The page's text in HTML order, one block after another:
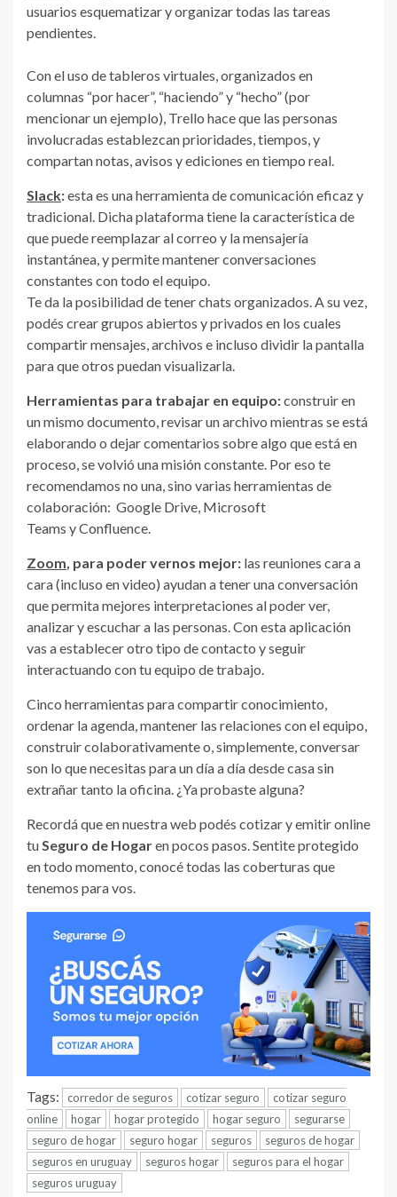
usuarios esquematizar y organizar todas las tareas
pendientes.
Con el uso de tableros virtuales, organizados en
columnas “por hacer”, “haciendo” y “hecho” (por
mencionar un ejemplo), Trello hace que las personas
involucradas establezcan prioridades, tiempos, y
compartan notas, avisos y ediciones en tiempo real.
Slack:esta es una herramienta de comunicación eficaz y
tradicional. Dicha plataforma tiene la característica de
que puede reemplazar al correo y la mensajería
instantánea, y permite mantener conversaciones
constantes con todo el equipo.
Te da la posibilidad de tener chats organizados. A su vez,
podés crear grupos abiertos y privados en los cuales
compartir mensajes, archivos e incluso dividir la pantalla
para que otros puedan visualizarla.
Herramientas para trabajar en equipo:construir en
un mismo documento, revisar un archivo mientras se está
elaborando o dejar comentarios sobre algo que está en
proceso, se volvió una misión constante. Por eso te
recomendamos no una, sino varias herramientas de
colaboración: Google Drive, Microsoft
Teams y Confluence.
Zoom, para poder vernos mejor: las reuniones cara a
cara (incluso en video) ayudan a tener una conversación
que permita mejores interpretaciones al poder ver,
analizar y escuchar a las personas. Con esta aplicación
vas a establecer otro tipo de contacto y seguir
interactuando con tu equipo de trabajo.
Cinco herramientas para compartir conocimiento,
ordenar la agenda, mantener las relaciones con el equipo,
construir colaborativamente o, simplemente, conversar
son lo que necesitas para un día a día desde casa sin
extrañar tanto la oficina. ¿Ya probaste alguna?
Recordá que en nuestra web podés cotizar y emitir online
tuSeguro de Hogaren pocos pasos. Sentite protegido
en todo momento, conocé todas las coberturas que
tenemos para vos.
Tags: corredor de seguros cotizar seguro
cotizar seguro
online
hogar hogar protegido hogar seguro
segurarse
seguro de hogar
seguro hogar seguros
seguros de hogar
seguros en uruguay
seguros hogar
seguros para el hogar
seguros uruguay